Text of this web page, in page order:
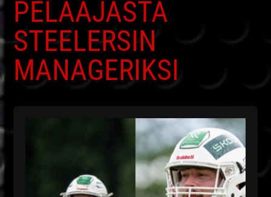
PELAAJASTA
STEELERSIN
MANAGERIKSI